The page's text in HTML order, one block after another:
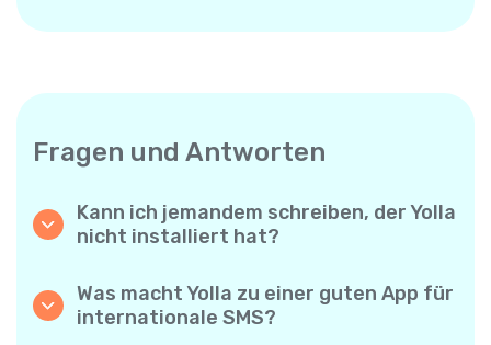
Fragen und Antworten
Kann ich jemandem schreiben, der Yolla
nicht installiert hat?
Mobilnummer des Empfängers – die andere
Person muss nichts installieren und braucht
Was macht Yolla zu einer guten App für
internationale SMS?